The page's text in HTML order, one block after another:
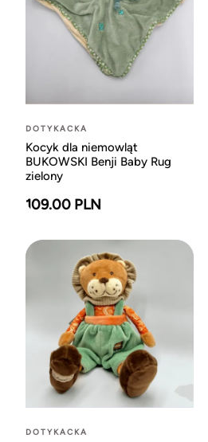
DOTYKACKA
Kocyk dla niemowląt
BUKOWSKI Benji Baby Rug
zielony
109.00 PLN
DOTYKACKA